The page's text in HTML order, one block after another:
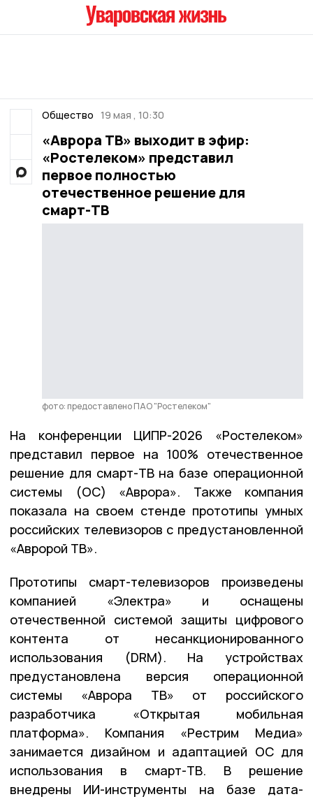
Общество 19 мая , 10:30
«Аврора ТВ» выходит в эфир:
«Ростелеком» представил
первое полностью
отечественное решение для
смарт-ТВ
фото: предоставлено ПАО "Ростелеком"
На конференции ЦИПР-2026 «Ростелеком»
представил первое на 100% отечественное
решение для смарт-ТВ на базе операционной
системы (ОС) «Аврора». Также компания
показала на своем стенде прототипы умных
российских телевизоров с предустановленной
«Авророй ТВ».
Прототипы смарт-телевизоров произведены
компанией «Электра» и оснащены
отечественной системой защиты цифрового
контента от несанкционированного
использования (DRM). На устройствах
предустановлена версия операционной
системы «Аврора ТВ» от российского
разработчика «Открытая мобильная
платформа». Компания «Рестрим Медиа»
занимается дизайном и адаптацией ОС для
использования в смарт-ТВ. В решение
внедрены ИИ-инструменты на базе дата-